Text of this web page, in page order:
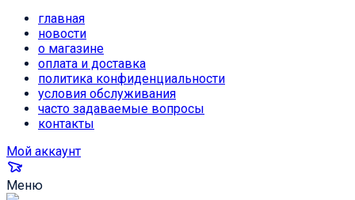
главная
новости
о магазине
оплата и доставка
политика конфиденциальности
условия обслуживания
часто задаваемые вопросы
контакты
Мой аккаунт
Меню